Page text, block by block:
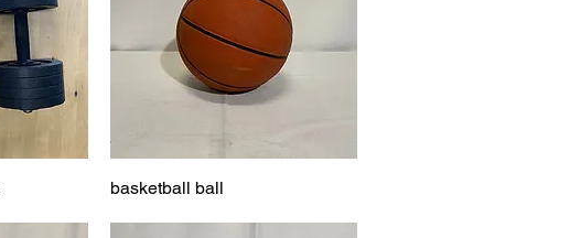
Vista rápida
basketball ball